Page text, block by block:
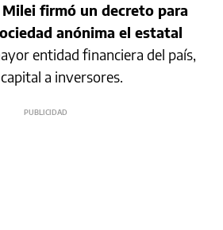
Milei firmó un decreto para
anónima el estatal
entidad financiera del país,
a inversores.